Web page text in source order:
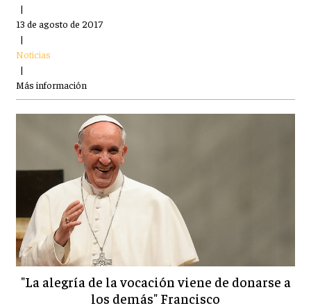
|
13 de agosto de 2017
|
Noticias
|
Más información
"La alegría de la vocación viene de donarse a
los demás" Francisco